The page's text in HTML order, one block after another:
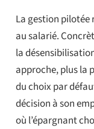
La gestion
au salarié.
la
approche, plus la
du choix par
décision à son
où l’épargnant